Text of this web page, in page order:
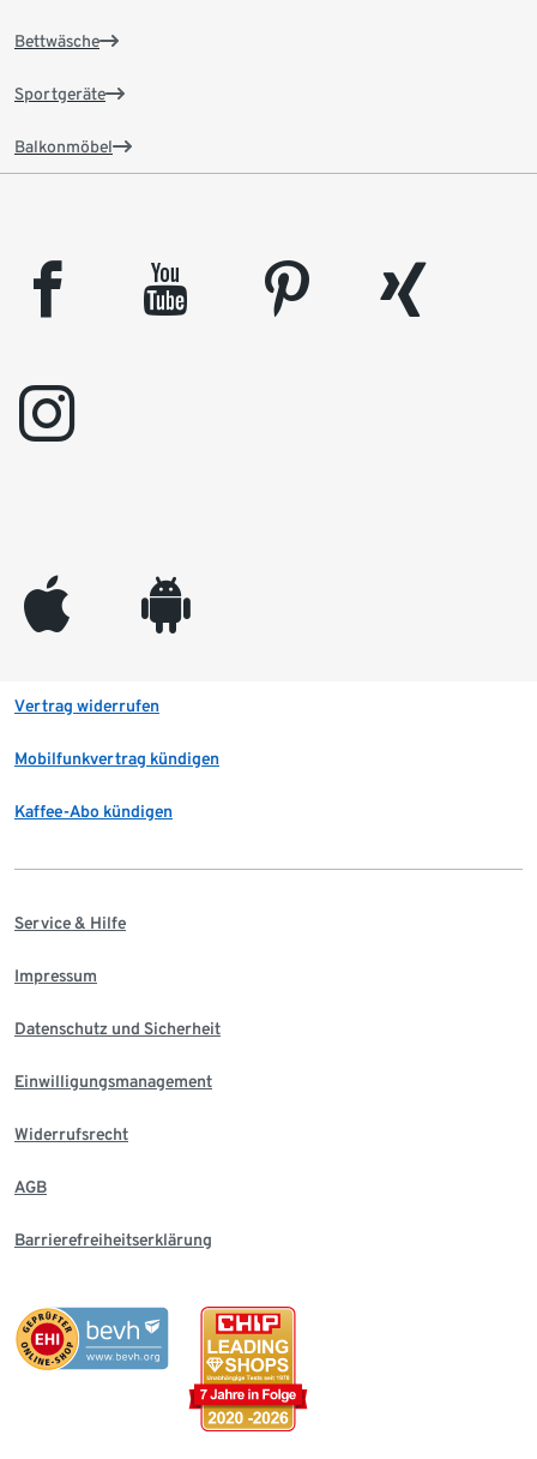
Bettwäsche
Sportgeräte
Balkonmöbel
facebook youtube pinterest
xing
instagram
appleinc android
Vertrag widerrufen
Mobilfunkvertrag kündigen
Kaffee-Abo kündigen
Service & Hilfe
Impressum
Datenschutz und Sicherheit
Einwilligungsmanagement
Widerrufsrecht
AGB
Barrierefreiheitserklärung